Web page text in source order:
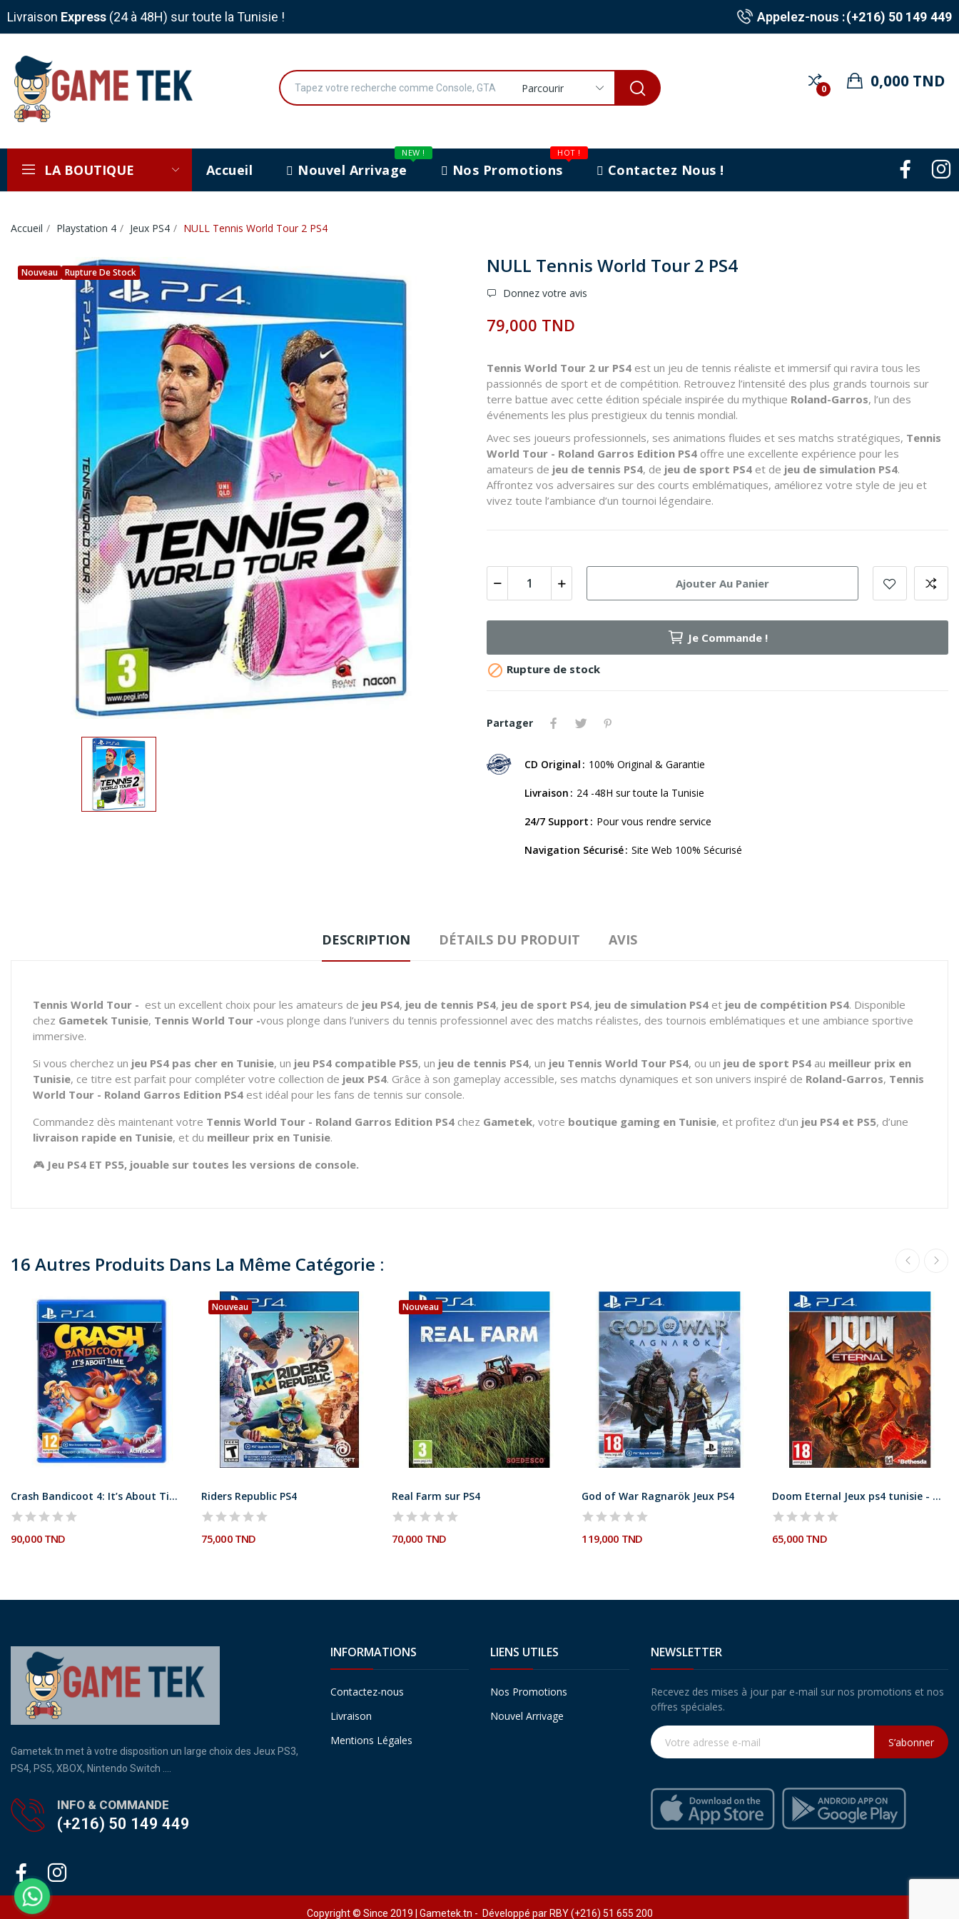
Livraison Express (24 à 48H) sur toute la Tunisie ! Appelez-nous :(+216) 50 149 449
Parcourir 0 0,000 TND
LA BOUTIQUE Accueil Nouvel Arrivage
NEW !
Nos Promotions
HOT !
Contactez Nous !
Accueil Playstation 4 Jeux PS4 NULL Tennis World Tour 2 PS4
Nouveau Rupture De Stock NULL Tennis World Tour 2 PS4
Donnez votre avis
79,000 TND
Tennis World Tour 2 ur PS4 est un jeu de tennis réaliste et immersif qui ravira tous les
passionnés de sport et de compétition. Retrouvez l’intensité des plus grands tournois sur
terre battue avec cette édition spéciale inspirée du mythique Roland-Garros, l’un des
événements les plus prestigieux du tennis mondial.
Avec ses joueurs professionnels, ses animations fluides et ses matchs stratégiques, Tennis
World Tour - Roland Garros Edition PS4 offre une excellente expérience pour les
amateurs de jeu de tennis PS4, de jeu de sport PS4 et de jeu de simulation PS4.
Affrontez vos adversaires sur des courts emblématiques, améliorez votre style de jeu et
vivez toute l’ambiance d’un tournoi légendaire.
Ajouter Au Panier
Je Commande !
 Rupture de stock
Partager
CD Original 100% Original & Garantie
Livraison 24 -48H sur toute la Tunisie
24/7 Support Pour vous rendre service
Navigation Sécurisé Site Web 100% Sécurisé
DESCRIPTION DÉTAILS DU PRODUIT AVIS
Tennis World Tour - est un excellent choix pour les amateurs de jeu PS4, jeu de tennis PS4, jeu de sport PS4, jeu de simulation PS4 et jeu de compétition PS4. Disponible
chez Gametek Tunisie, Tennis World Tour -vous plonge dans l’univers du tennis professionnel avec des matchs réalistes, des tournois emblématiques et une ambiance sportive
immersive.
Si vous cherchez un jeu PS4 pas cher en Tunisie, un jeu PS4 compatible PS5, un jeu de tennis PS4, un jeu Tennis World Tour PS4, ou un jeu de sport PS4 au meilleur prix en
Tunisie, ce titre est parfait pour compléter votre collection de jeux PS4. Grâce à son gameplay accessible, ses matchs dynamiques et son univers inspiré de Roland-Garros, Tennis
World Tour - Roland Garros Edition PS4 est idéal pour les fans de tennis sur console.
Commandez dès maintenant votre Tennis World Tour - Roland Garros Edition PS4 chez Gametek, votre boutique gaming en Tunisie, et profitez d’un jeu PS4 et PS5, d’une
livraison rapide en Tunisie, et du meilleur prix en Tunisie.
🎮 Jeu PS4 ET PS5, jouable sur toutes les versions de console.
16 Autres Produits Dans La Même Catégorie :
Crash Bandicoot 4: It’s About Time! PS4
90,000 TND
Nouveau
Riders Republic PS4
75,000 TND
Nouveau
Real Farm sur PS4
70,000 TND
God of War Ragnarök Jeux PS4
119,000 TND
Doom Eternal Jeux ps4 tunisie - Gametek
65,000 TND
Gametek.tn met à votre disposition un large choix des Jeux PS3,
PS4, PS5, XBOX, Nintendo Switch ....
INFO & COMMANDE
(+216) 50 149 449
INFORMATIONS
Contactez-nous
Livraison
Mentions Légales
LIENS UTILES
Nos Promotions
Nouvel Arrivage
NEWSLETTER
Recevez des mises à jour par e-mail sur nos promotions et nos
offres spéciales.
S’abonner
Copyright © Since 2019 | Gametek.tn - Développé par RBY (+216) 51 655 200